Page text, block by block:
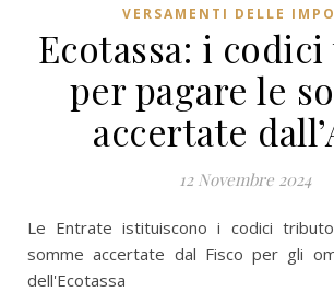
VERSAMENTI DELLE
Ecotassa: i
per pagare le
accertate
12 Novembre 2024
Le Entrate istituiscono i codici tributo per versare le
somme accertate dal Fisco per gli
dell'Ecotassa